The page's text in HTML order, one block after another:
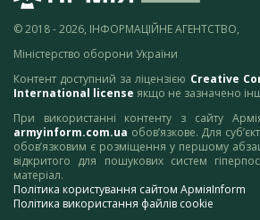
© 2018 - 2026, ІНФОРМАЦІЙНЕ АГЕНТСТВО,
Міністерство оборони України
Контент доступний за ліцензією Creative
International license якщо не зазначено
При використанні контенту з сайту
armyinform.com.ua обов’язкове. Для
обов’язковим є розміщення у першому
відкритого для пошукових систем
матеріал.
Політика користування сайтом АрміяInform
Політика використання файлів cookie